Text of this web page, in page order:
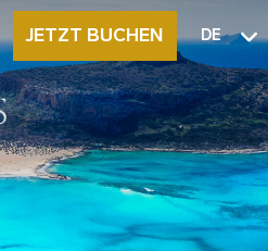
JETZT BUCHEN DE